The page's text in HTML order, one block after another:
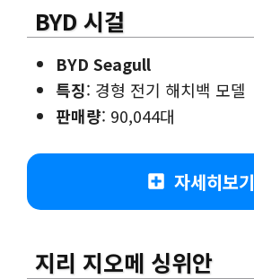
BYD 시걸
BYD Seagull
특징: 경형 전기 해치백 모델
판매량: 90,044대
자세히보기
지리 지오메 싱위안